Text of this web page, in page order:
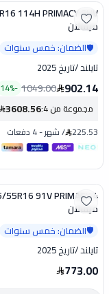
ميشلان
🛡️الضمان: خمس سنوات
تايلند/تاريخ 2025
902.14
1049.00
-
14%
مجموعة من 4 :
3608.56
225.53
/شهر-4 دفعات
ميشلان
🛡️الضمان: خمس سنوات
تايلند/تاريخ 2025
773.00